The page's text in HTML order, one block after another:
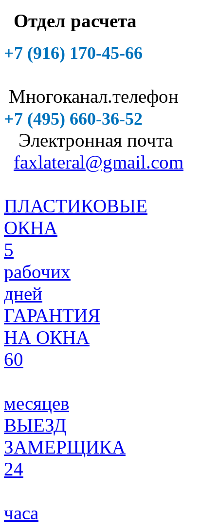
Отдел расчета
+7 (916) 170-45-66
Многоканал.телефон
+7 (495) 660-36-52
Электронная почта
faxlateral@gmail.com
ПЛАСТИКОВЫЕ
ОКНА
5
рабочих
дней
ГАРАНТИЯ
НА ОКНА
60
месяцев
ВЫЕЗД
ЗАМЕРЩИКА
24
часа